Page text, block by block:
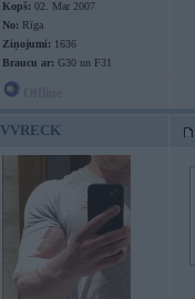
Kopš: 02. Mar 2007
No: Rīga
Ziņojumi: 1636
Braucu ar: G30 un F31
VVRECK